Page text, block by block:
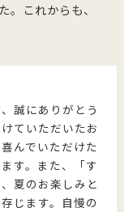
これからも、
誠にありがとう
ていただいたお
んでいただけた
す。また、「す
夏のお楽しみと
じます。自慢の